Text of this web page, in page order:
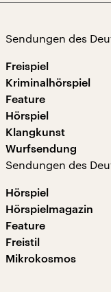
Sendungen des
Freispiel
Kriminalhörspiel
Feature
Hörspiel
Klangkunst
Wurfsendung
Sendungen des
Hörspiel
Hörspielmagazin
Feature
Freistil
Mikrokosmos